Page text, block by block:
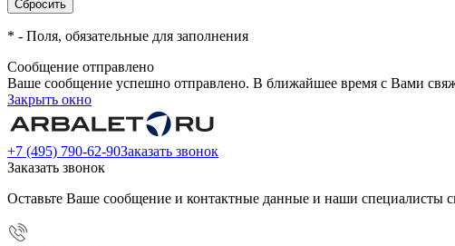
* - Поля, обязательные для заполнения
Сообщение отправлено
Ваше сообщение успешно отправлено. В ближайшее время с Вами
Закрыть окно
+7 (495) 790-62-90Заказать звонок
Заказать звонок
Оставьте Ваше сообщение и контактные данные и наши специалисты